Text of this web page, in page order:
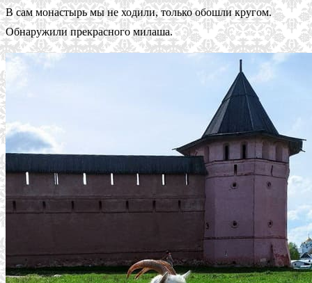
В сам монастырь мы не ходили, только обошли кругом.
Обнаружили прекрасного милаша.